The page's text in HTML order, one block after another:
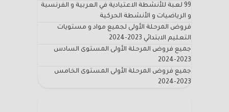
99 لعبة للأنشطة الاعتيادية في العربية و الفرنسية
و الرياضيات و الأنشطة الحركية
فروض المرحلة الأولى لجميع مواد و مستويات
التعليم الابتدائي 2023-2024
جميع فروض المرحلة الأولى المستوى السادس
2023-2024
جميع فروض المرحلة الأولى المستوى الخامس
2023-2024